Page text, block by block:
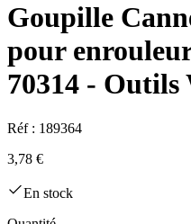
Goupille
pour
70314 - Outils
Réf : 189364
3,78 €
En stock